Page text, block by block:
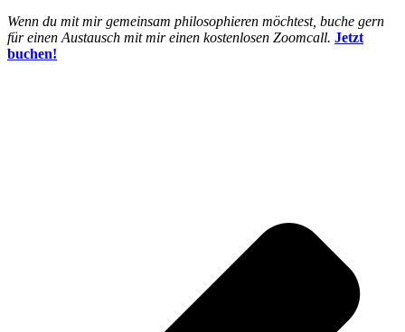
Wenn du mit mir gemeinsam philosophieren möchtest, buche gern
für einen Austausch mit mir einen kostenlosen Zoomcall. Jetzt
buchen!